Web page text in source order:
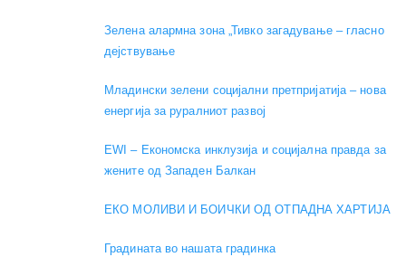
Зелена алармна зона „Тивко загадување – гласно
дејствување
Младински зелени социјални претпријатија – нова
енергија за руралниот развој
EWI – Економска инклузија и социјална правда за
жените од Западен Балкан
ЕКО МОЛИВИ И БОИЧКИ ОД ОТПАДНА ХАРТИЈА
Градината во нашата градинка